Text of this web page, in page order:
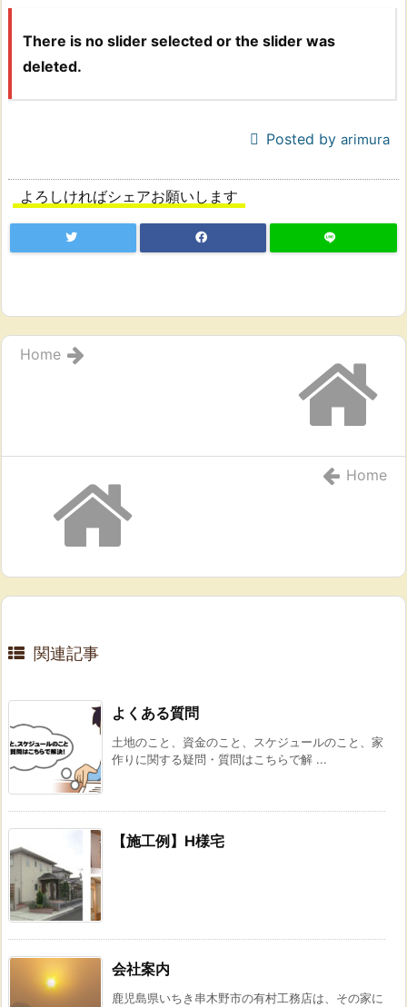
There is no slider selected or the slider was
deleted.
Posted by arimura
よろしければシェアお願いします
Home
Home
関連記事
よくある質問
土地のこと、資金のこと、スケジュールのこと、家
作りに関する疑問・質問はこちらで解 ...
【施工例】H様宅
会社案内
鹿児島県いちき串木野市の有村工務店は、その家に